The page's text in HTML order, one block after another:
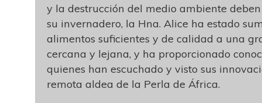
y la destrucción del medio ambiente deben
su invernadero, la Hna. Alice ha estado
alimentos suficientes y de calidad a una
cercana y lejana, y ha proporcionado
quienes han escuchado y visto sus
remota aldea de la Perla de África.